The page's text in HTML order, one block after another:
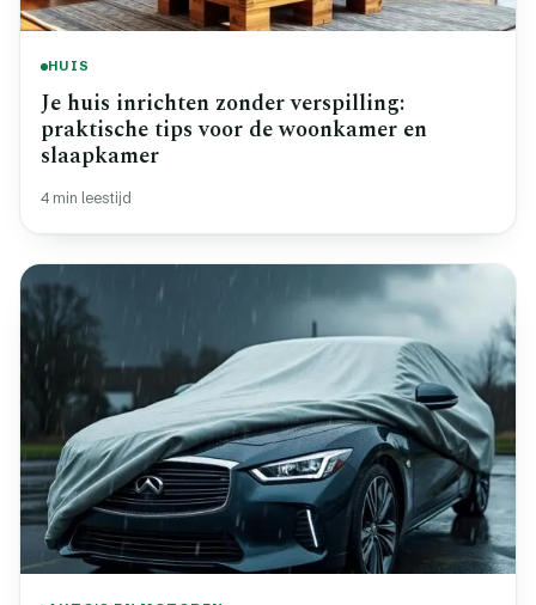
HUIS
Je huis inrichten zonder verspilling:
praktische tips voor de woonkamer en
slaapkamer
4 min leestijd